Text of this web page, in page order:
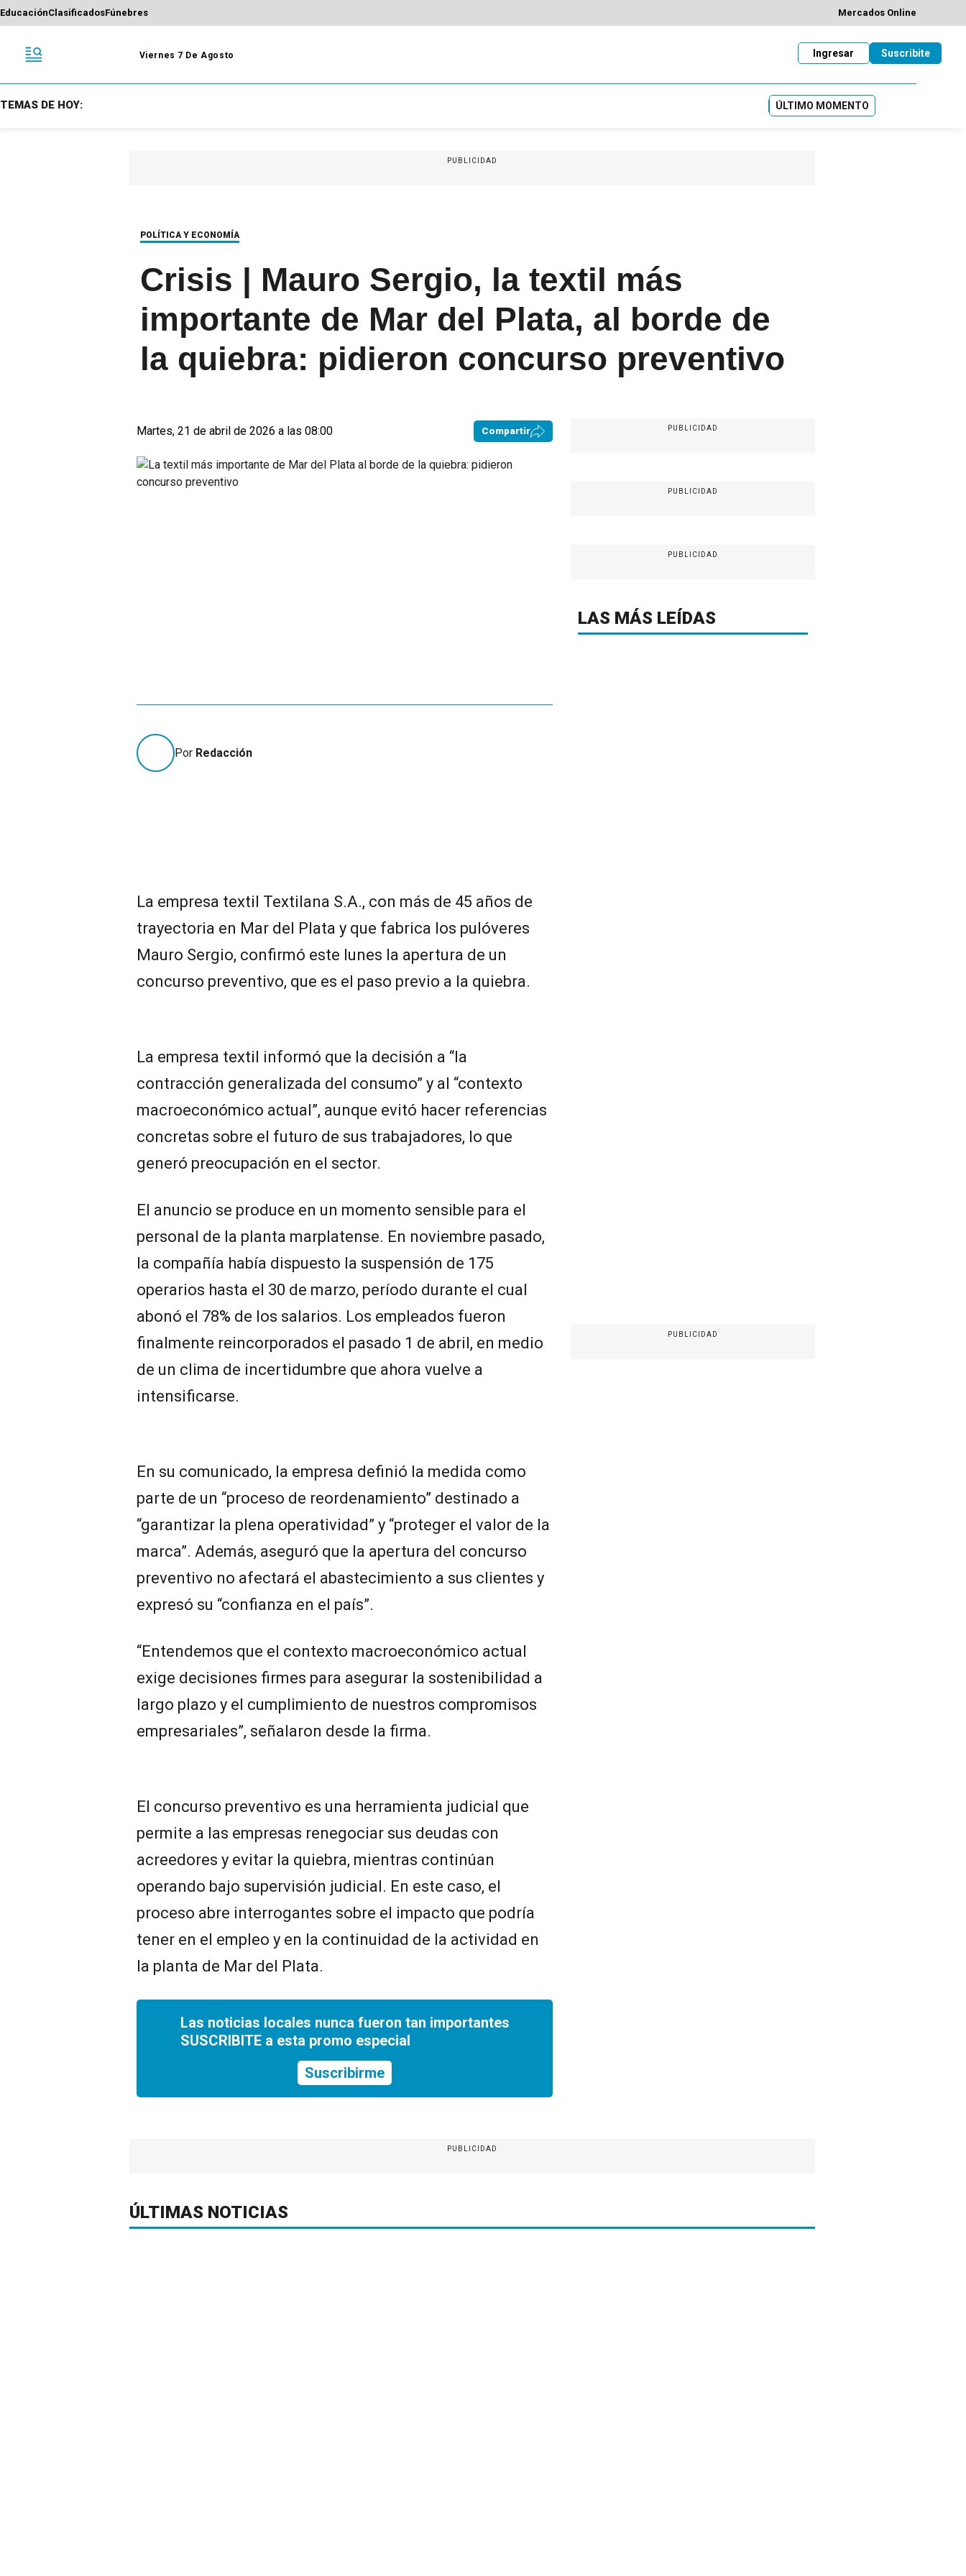
EducaciónClasificadosFúnebres Mercados Online
Viernes 7 De Agosto Suscribite
Ingresar
TEMAS DE HOY: ÚLTIMO MOMENTO
PUBLICIDAD
POLÍTICA Y ECONOMÍA
Crisis | Mauro Sergio, la textil más
importante de Mar del Plata, al borde de
la quiebra: pidieron concurso preventivo
Martes, 21 de abril de 2026 a las 08:00 Compartir
Por Redacción
La empresa textil Textilana S.A., con más de 45 años de
trayectoria en Mar del Plata y que fabrica los pulóveres
Mauro Sergio, confirmó este lunes la apertura de un
concurso preventivo, que es el paso previo a la quiebra.
La empresa textil informó que la decisión a “la
contracción generalizada del consumo” y al “contexto
macroeconómico actual”, aunque evitó hacer referencias
concretas sobre el futuro de sus trabajadores, lo que
generó preocupación en el sector.
El anuncio se produce en un momento sensible para el
personal de la planta marplatense. En noviembre pasado,
la compañía había dispuesto la suspensión de 175
operarios hasta el 30 de marzo, período durante el cual
abonó el 78% de los salarios. Los empleados fueron
finalmente reincorporados el pasado 1 de abril, en medio
de un clima de incertidumbre que ahora vuelve a
intensificarse.
En su comunicado, la empresa definió la medida como
parte de un “proceso de reordenamiento” destinado a
“garantizar la plena operatividad” y “proteger el valor de la
marca”. Además, aseguró que la apertura del concurso
preventivo no afectará el abastecimiento a sus clientes y
expresó su “confianza en el país”.
“Entendemos que el contexto macroeconómico actual
exige decisiones firmes para asegurar la sostenibilidad a
largo plazo y el cumplimiento de nuestros compromisos
empresariales”, señalaron desde la firma.
El concurso preventivo es una herramienta judicial que
permite a las empresas renegociar sus deudas con
acreedores y evitar la quiebra, mientras continúan
operando bajo supervisión judicial. En este caso, el
proceso abre interrogantes sobre el impacto que podría
tener en el empleo y en la continuidad de la actividad en
la planta de Mar del Plata.
Las noticias locales nunca fueron tan importantes
SUSCRIBITE a esta promo especial
Suscribirme
PUBLICIDAD
PUBLICIDAD
PUBLICIDAD
LAS MÁS LEÍDAS
PUBLICIDAD
PUBLICIDAD
ÚLTIMAS NOTICIAS